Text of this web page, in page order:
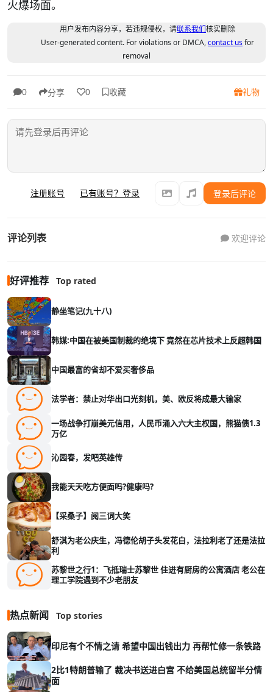
火爆场面。
用户发布内容分享，若违规侵权，请联系我们核实删除
User-generated content. For violations or DMCA,contact usfor
removal
0 分享 0 收藏 礼物
注册账号 已有账号？登录 登录后评论
评论列表 欢迎评论
好评推荐 Top rated
静坐笔记(九十八)
韩媒:中国在被美国制裁的绝境下 竟然在芯片技术上反超韩国
中国最富的省却不爱买奢侈品
法学者：禁止对华出口光刻机，美、欧反将成最大输家
一场战争打崩美元信用，人民币涌入六大主权国，熊猫债1.3
万亿
沁园春，发吧英雄传
我能天天吃方便面吗?健康吗?
【采桑子】阅三词大笑
舒淇为老公庆生，冯德伦胡子头发花白，法拉利老了还是法拉
利
苏黎世之行1：飞抵瑞士苏黎世 住进有厨房的公寓酒店 老公在
理工学院遇到不少老朋友
热点新闻 Top stories
印尼有个不情之请 希望中国出钱出力 再帮忙修一条铁路
2比1特朗普输了 裁决书送进白宫 不给美国总统留半分情
面